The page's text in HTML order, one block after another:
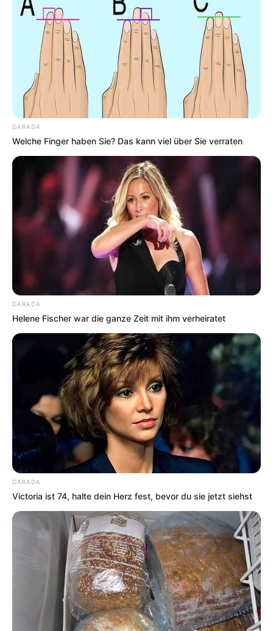
DARADA
Welche Finger haben Sie? Das kann viel über Sie verraten
DARADA
Helene Fischer war die ganze Zeit mit ihm verheiratet
DARADA
Victoria ist 74, halte dein Herz fest, bevor du sie jetzt siehst